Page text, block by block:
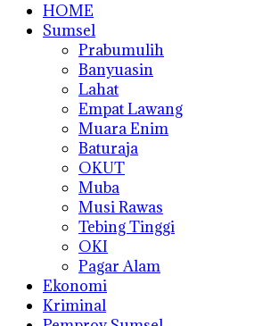
HOME
Sumsel
Prabumulih
Banyuasin
Lahat
Empat Lawang
Muara Enim
Baturaja
OKUT
Muba
Musi Rawas
Tebing Tinggi
OKI
Pagar Alam
Ekonomi
Kriminal